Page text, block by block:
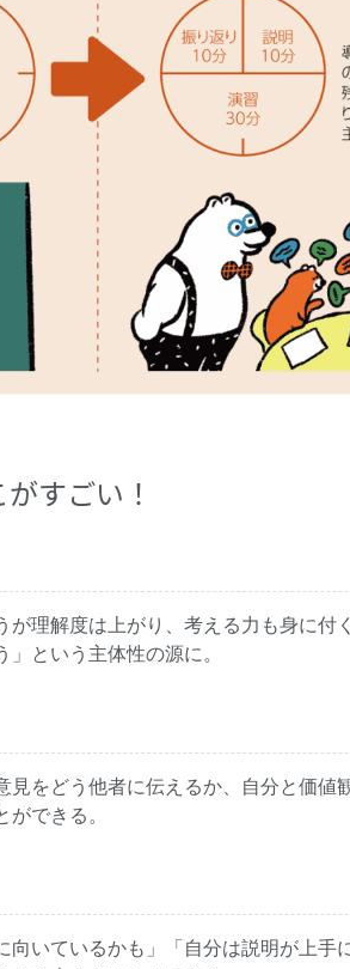
すごい！
理解度は上がり、考える力も身に付
という主体性の源に。
をどう他者に伝えるか、自分と価値
できる。
いているかも」「自分は説明が上手